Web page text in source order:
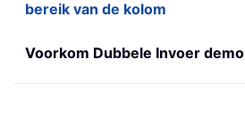
bereik van de kolom
Voorkom Dubbele Invoer demo